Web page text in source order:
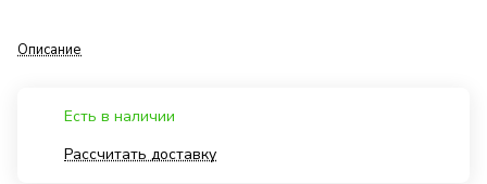
Описание
Есть в наличии
Рассчитать доставку